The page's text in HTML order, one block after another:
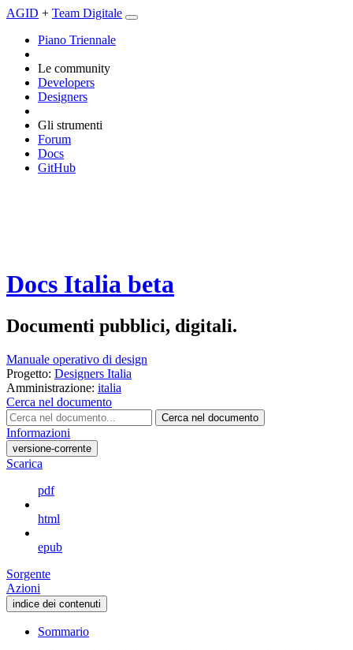
AGID + Team Digitale
Piano Triennale
Le community
Developers
Designers
Gli strumenti
Forum
Docs
GitHub
Docs Italia beta
Documenti pubblici, digitali.
Manuale operativo di design
Progetto: Designers Italia
Amministrazione: italia
Cerca nel documento
Cerca nel documento
Informazioni
versione-corrente
Scarica
pdf
html
epub
Sorgente
Azioni
indice dei contenuti
Sommario